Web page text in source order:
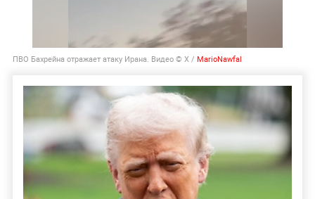
ПВО Бахрейна отражает атаку Ирана. Видео © X / MarioNawfal